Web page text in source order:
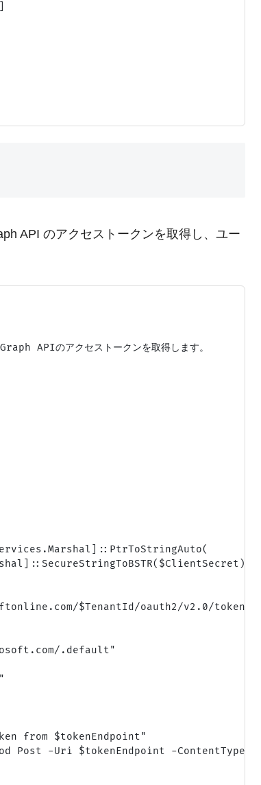
API のアクセストークンを取得し、ユー
APIのアクセストークンを取得します。
$TenantId/oauth2/v2.0/token"
.default"
from $tokenEndpoint"
Post -Uri $tokenEndpoint -ContentType